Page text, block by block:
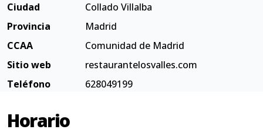
Ciudad
Collado Villalba
Provincia
Madrid
CCAA
Comunidad de Madrid
Sitio web
restaurantelosvalles.com
Teléfono
628049199
Horario